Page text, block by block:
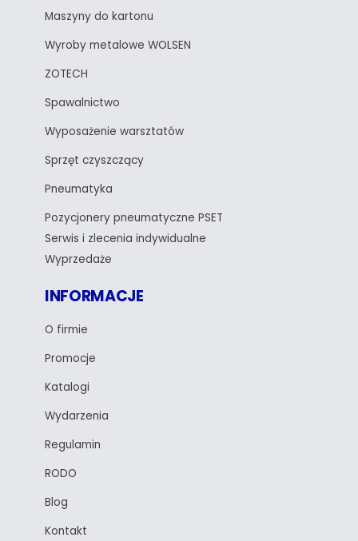
Maszyny do kartonu
Wyroby metalowe WOLSEN
ZOTECH
Spawalnictwo
Wyposażenie warsztatów
Sprzęt czyszczący
Pneumatyka
Pozycjonery pneumatyczne PSET
Serwis i zlecenia indywidualne
Wyprzedaże
INFORMACJE
O firmie
Promocje
Katalogi
Wydarzenia
Regulamin
RODO
Blog
Kontakt